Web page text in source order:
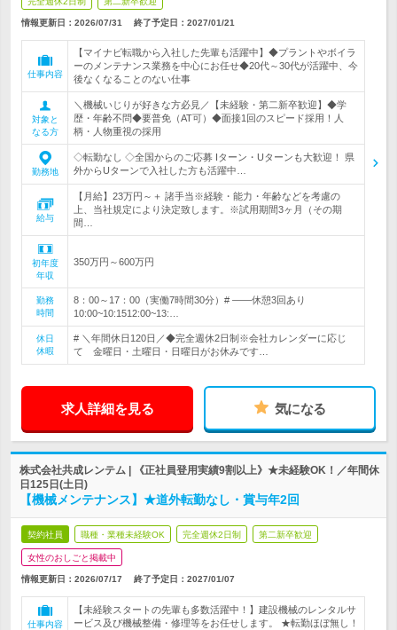
情報更新日：2026/07/31 終了予定日： 2027/01/21
仕事内容
【マイナビ転職から入社した先輩も活躍中】◆プラントやボイラ
ーのメンテナンス業務を中心にお任せ◆20代～30代が活躍中、今
後なくなることのない仕事
対象と
なる方
＼機械いじりが好きな方必見／【未経験・第二新卒歓迎】◆学
歴・年齢不問◆要普免（AT可）◆面接1回のスピード採用！人
柄・人物重視の採用
勤務地
◇転勤なし ◇全国からのご応募 Iターン・Uターンも大歓迎！ 県
外からUターンで入社した方も活躍中…
給与
【月給】23万円～＋ 諸手当※経験・能力・年齢などを考慮の
上、当社規定により決定致します。※試用期間3ヶ月（その期
間…
初年度
年収
350万円～600万円
勤務
時間
8：00～17：00（実働7時間30分）# ――休憩3回あり
10:00~10:1512:00~13:…
休日
休暇
# ＼年間休日120日／◆完全週休2日制※会社カレンダーに応じ
て 金曜日・土曜日・日曜日がお休みです…
求人詳細を見る 気になる
株式会社共成レンテム | 《正社員登用実績9割以上》★未経験OK！／年間休
日125日(土日)
【機械メンテナンス】★道外転勤なし・賞与年2回
契約社員 職種・業種未経験OK 完全週休2日制 第二新卒歓迎
女性のおしごと掲載中
情報更新日：2026/07/17 終了予定日： 2027/01/07
仕事内容
【未経験スタートの先輩も多数活躍中！】建設機械のレンタルサ
ービス及び機械整備・修理等をお任せします。 ★転勤ほぼ無し！